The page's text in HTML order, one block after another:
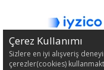
Çerez Kullanımı
Sizlere en iyi alışveriş
çerezler(cookies)